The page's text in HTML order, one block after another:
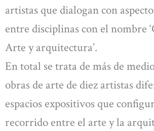
artistas que dialogan con
entre disciplinas con el nombre
Arte y arquitectura’.
En total se trata de más de
obras de arte de diez artistas
espacios expositivos que
recorrido entre el arte y la